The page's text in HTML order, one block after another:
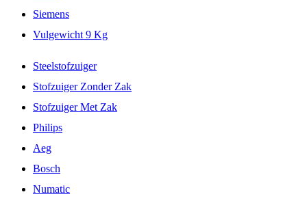
Siemens
Vulgewicht 9 Kg
Steelstofzuiger
Stofzuiger Zonder Zak
Stofzuiger Met Zak
Philips
Aeg
Bosch
Numatic